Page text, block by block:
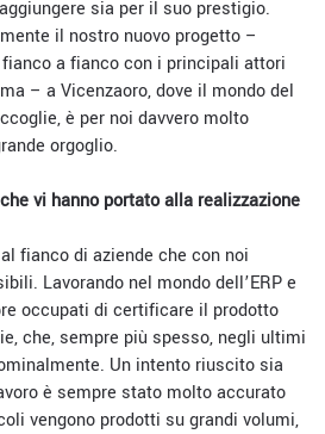
sia per il suo prestigio.
il nostro nuovo progetto –
a fianco con i principali attori
– a Vicenzaoro, dove il mondo del
è per noi davvero molto
orgoglio.
vi hanno portato alla realizzazione
fianco di aziende che con noi
Lavorando nel mondo dell’ERP e
occupati di certificare il prodotto
che, sempre più spesso, negli ultimi
Un intento riuscito sia
è sempre stato molto accurato
vengono prodotti su grandi volumi,